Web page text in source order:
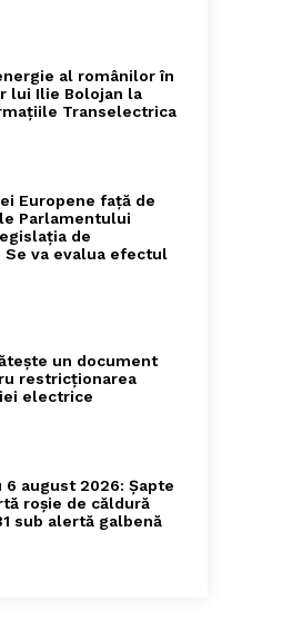
al românilor în
lui Ilie Bolojan la
Transelectrica
Europene față de
Parlamentului
de
Se va evalua efectul
un document
restricționarea
electrice
august 2026: Șapte
roșie de căldură
sub alertă galbenă